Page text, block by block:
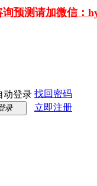
预测请加微信：
动登录 找回密码
录
立即注册